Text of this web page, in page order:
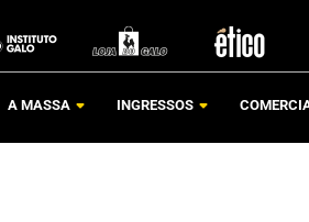
A MASSA INGRESSOS